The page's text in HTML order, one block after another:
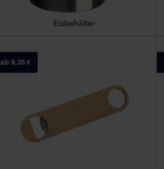
Eisbehälter
ab 9,35 €